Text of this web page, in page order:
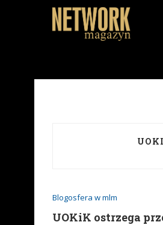
Blogosfera w mlm
UOKiK ostrzega